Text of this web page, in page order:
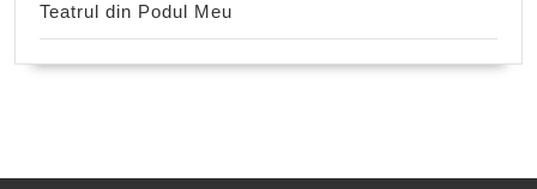
Teatrul din Podul Meu